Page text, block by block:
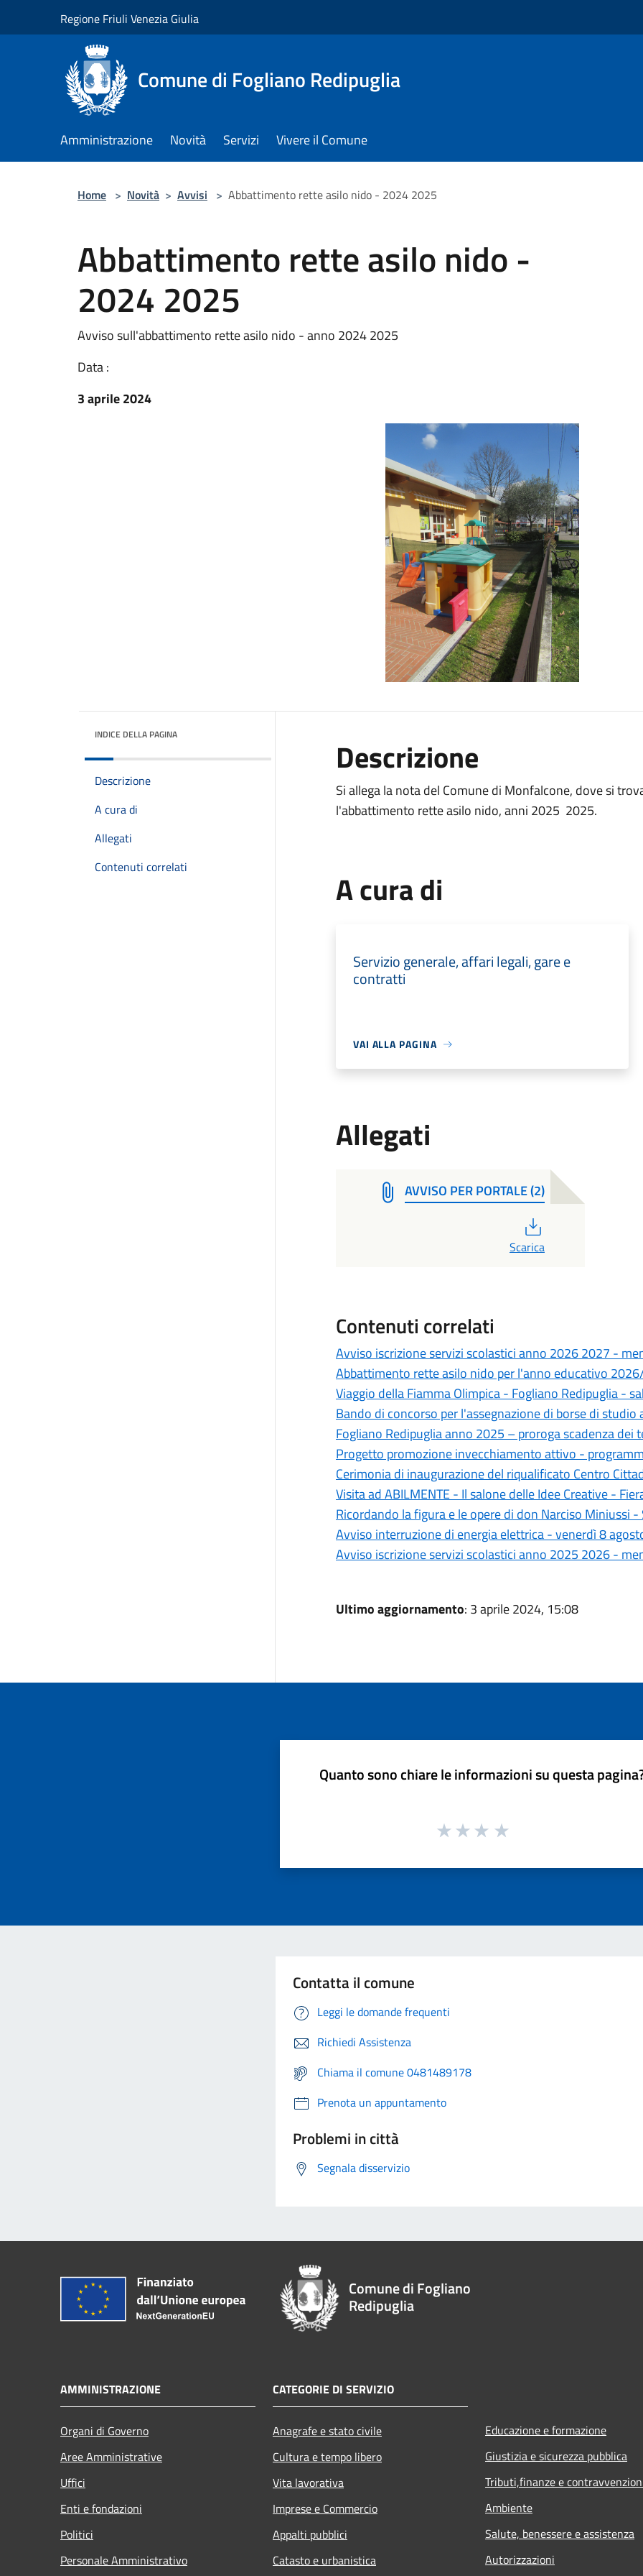
Regione Friuli Venezia Giulia
Comune di Fogliano Redipuglia
Amministrazione Novità Servizi Vivere il Comune
Home > Novità > Avvisi > Abbattimento rette asilo nido - 2024 2025
Abbattimento rette asilo nido -
2024 2025
Avviso sull'abbattimento rette asilo nido - anno 2024 2025
Data :
3 aprile 2024
INDICE DELLA PAGINA
Descrizione
A cura di
Allegati
Contenuti correlati
Descrizione
Si allega la nota del Comune di Monfalcone, dove si
l'abbattimento rette asilo nido, anni 2025 2025.
A cura di
Servizio generale, affari legali, gare e
contratti
VAI ALLA PAGINA
Allegati
AVVISO PER PORTALE (2)
Scarica
Contenuti correlati
Avviso iscrizione servizi scolastici anno 2026 2027 -
Abbattimento rette asilo nido per l'anno educativo
Viaggio della Fiamma Olimpica - Fogliano Redipuglia -
Bando di concorso per l'assegnazione di borse di
Fogliano Redipuglia anno 2025 – proroga scadenza dei
Progetto promozione invecchiamento attivo -
Cerimonia di inaugurazione del riqualificato Centro
Visita ad ABILMENTE - Il salone delle Idee Creative -
Ricordando la figura e le opere di don Narciso Miniussi
Avviso interruzione di energia elettrica - venerdì 8
Avviso iscrizione servizi scolastici anno 2025 2026 -
Ultimo aggiornamento: 3 aprile 2024, 15:08
Quanto sono chiare le informazioni su questa
Contatta il comune
Leggi le domande frequenti
Richiedi Assistenza
Chiama il comune 0481489178
Prenota un appuntamento
Problemi in città
Segnala disservizio
Comune di Fogliano
Redipuglia
AMMINISTRAZIONE
Organi di Governo
Aree Amministrative
Uffici
Enti e fondazioni
Politici
Personale Amministrativo
CATEGORIE DI SERVIZIO
Anagrafe e stato civile
Cultura e tempo libero
Vita lavorativa
Imprese e Commercio
Appalti pubblici
Catasto e urbanistica
Educazione e formazione
Giustizia e sicurezza pubblica
Tributi,finanze e
Ambiente
Salute, benessere e assistenza
Autorizzazioni